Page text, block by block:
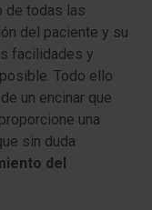
de todas las
del paciente y su
facilidades y
Todo ello
un encinar que
una
sin duda
del